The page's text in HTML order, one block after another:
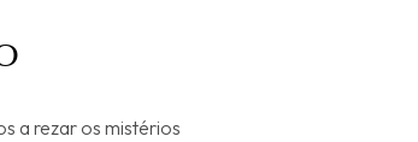
a rezar os mistérios